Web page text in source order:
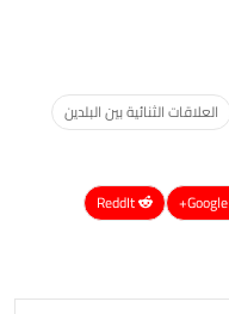
العلاقات الثنائية بين البلدين
Google+
ReddIt